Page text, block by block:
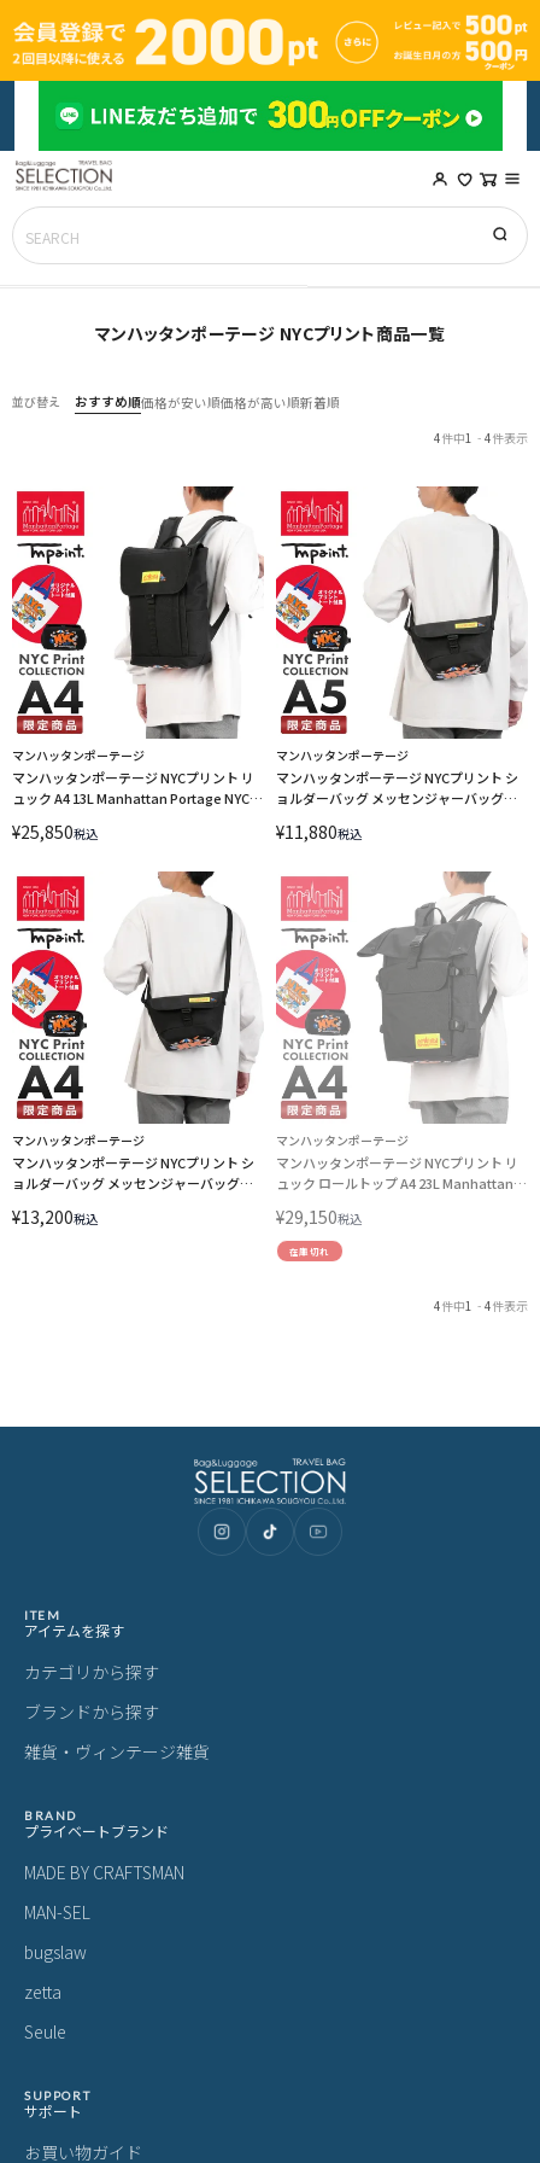
マンハッタンポーテージ NYCプリント商品一覧
並び替え おすすめ順価格が安い順価格が高い順新着順
4件中1 - 4件表示
マンハッタンポーテージ
マンハッタンポーテージ NYCプリント リ
ュック A4 13L Manhattan Portage NYC
¥25,850税込
マンハッタンポーテージ
マンハッタンポーテージ NYCプリント シ
ョルダーバッグ メッセンジャーバッグ
mp1603bpdtmp LINECPN
¥11,880税込
マンハッタンポーテージ
マンハッタンポーテージ NYCプリント シ
ョルダーバッグ メッセンジャーバッグ
mp1603bpdlvltmp LINECPN
¥13,200税込
マンハッタンポーテージ
マンハッタンポーテージ NYCプリント リ
ュック ロールトップ A4 23L Manhattan
LINECPN
¥29,150税込
在庫切れ
4件中1 - 4件表示
ITEM
アイテムを探す
カテゴリから探す
ブランドから探す
雑貨・ヴィンテージ雑貨
BRAND
プライベートブランド
MADE BY CRAFTSMAN
MAN-SEL
bugslaw
zetta
Seule
SUPPORT
サポート
お買い物ガイド